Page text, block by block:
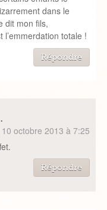
dans le
dit mon fils,
l’emmerdation totale !
Répondre
10 octobre 2013 à 7:25
Répondre